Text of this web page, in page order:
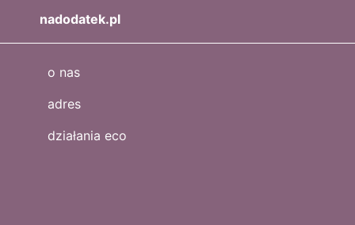
nadodatek.pl
o nas
adres
działania eco